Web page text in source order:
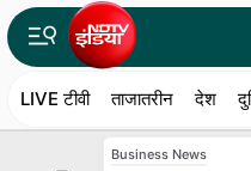
LIVE टीवी ताजातरीन देश
Business News